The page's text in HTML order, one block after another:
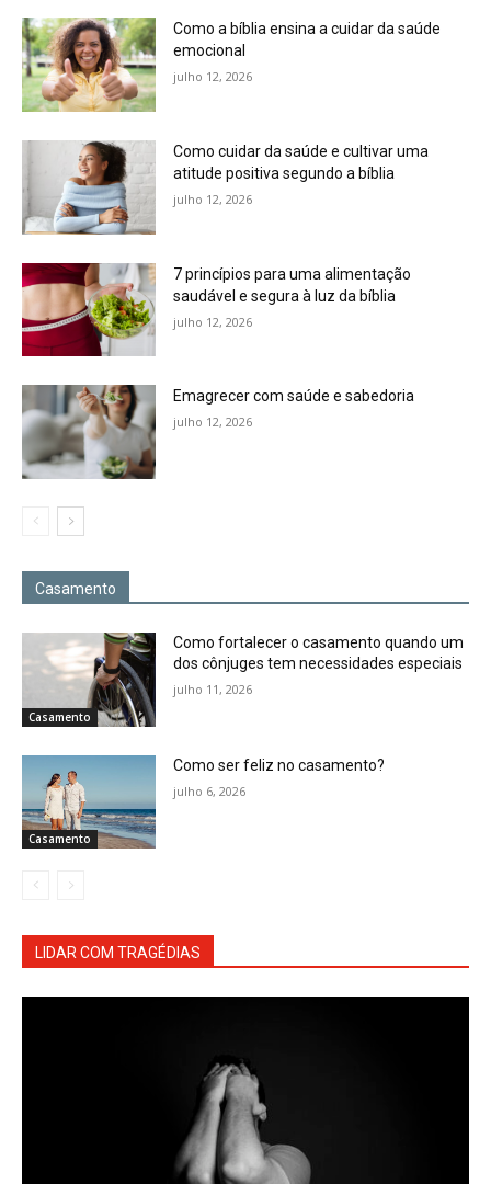
Como a bíblia ensina a cuidar da saúde
emocional
julho 12, 2026
Como cuidar da saúde e cultivar uma
atitude positiva segundo a bíblia
julho 12, 2026
7 princípios para uma alimentação
saudável e segura à luz da bíblia
julho 12, 2026
Emagrecer com saúde e sabedoria
julho 12, 2026
Casamento
Casamento
Como fortalecer o casamento quando um
dos cônjuges tem necessidades especiais
julho 11, 2026
Casamento
Como ser feliz no casamento?
julho 6, 2026
LIDAR COM TRAGÉDIAS